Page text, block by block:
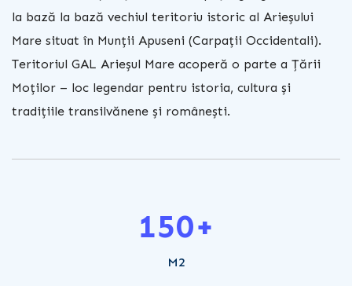
la bază la bază vechiul teritoriu istoric al Arieșului
Mare situat în Munții Apuseni (Carpații Occidentali).
Teritoriul GAL Arieșul Mare acoperă o parte a Țării
Moților – loc legendar pentru istoria, cultura și
tradițiile transilvănene și românești.
150+
M2